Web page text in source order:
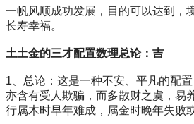
一帆风顺成功发展，目的可以达到，
长寿幸福。
土土金的三才配置数理总论：吉
1、总论：这是一种不安、平凡的配
亦含有受人欺骗，而多散财之虞，易
行属木时早年难成，属金时晚年失败